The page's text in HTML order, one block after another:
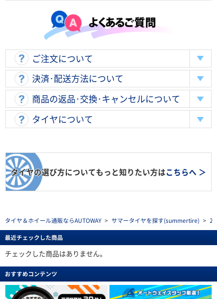
ご注文について
決済･配送方法について
商品の返品･交換･キャンセルについて
タイヤについて
タイヤの選び方についてもっと知りたい方はこちらへ ＞
タイヤ＆ホイール通販ならAUTOWAY > サマータイヤを探す(summertire) >
最近チェックした商品
チェックした商品はありません。
おすすめコンテンツ